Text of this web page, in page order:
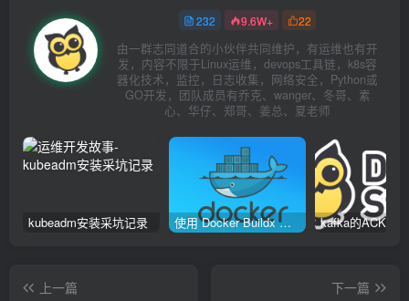
232 9.6W+ 22
由一群志同道合的小伙伴共同维护，有运维也有开
发，内容不限于Linux运维，devops工具链，k8s容
器化技术，监控，日志收集，网络安全，Python或
GO开发，团队成员有乔克、wanger、冬哥、素
心、华仔、郑哥、姜总、夏老师
kubeadm安装采坑记录 使用 Docker Buildx 构建多种系统架构镜像
上一篇
下一篇